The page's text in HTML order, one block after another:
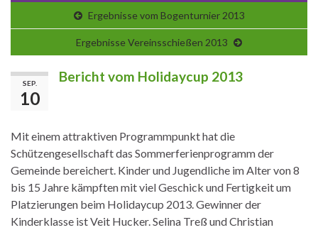
Ergebnisse vom Bogenturnier 2013
Ergebnisse Vereinsschießen 2013
SEP.
10
Bericht vom Holidaycup 2013
Mit einem attraktiven Programmpunkt hat die
Schützengesellschaft das Sommerferienprogramm der
Gemeinde bereichert. Kinder und Jugendliche im Alter von 8
bis 15 Jahre kämpften mit viel Geschick und Fertigkeit um
Platzierungen beim Holidaycup 2013. Gewinner der
Kinderklasse ist Veit Hucker. Selina Treß und Christian